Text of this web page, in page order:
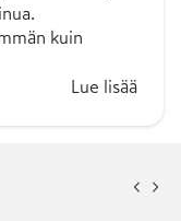
kuin
Lue lisää